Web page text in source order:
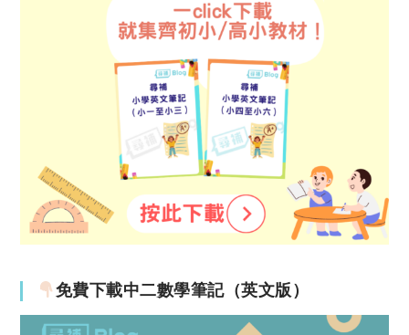
免費下載中二數學筆記（英文版）